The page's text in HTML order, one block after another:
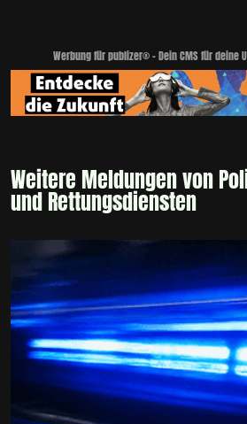
Werbung für publizer® - Dein CMS für deine
Weitere Meldungen von
und Rettungsdiensten